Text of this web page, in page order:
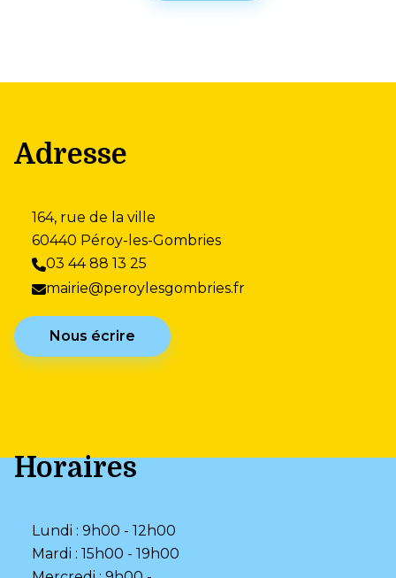
Adresse
164, rue de la ville
60440 Péroy-les-Gombries
03 44 88 13 25
mairie@peroylesgombries.fr
Nous écrire
Horaires
Lundi : 9h00 - 12h00
Mardi : 15h00 - 19h00